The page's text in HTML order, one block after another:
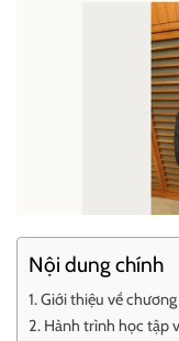
Nội dung chính
Giới thiệu về
Hành trình học tập